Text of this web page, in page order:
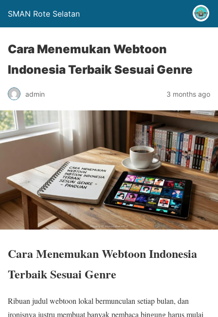
SMAN Rote Selatan
Cara Menemukan Webtoon
Indonesia Terbaik Sesuai Genre
admin 3 months ago
Cara Menemukan Webtoon Indonesia
Terbaik Sesuai Genre
Ribuan judul webtoon lokal bermunculan setiap bulan, dan
ironisnya justru membuat banyak pembaca bingung harus mulai